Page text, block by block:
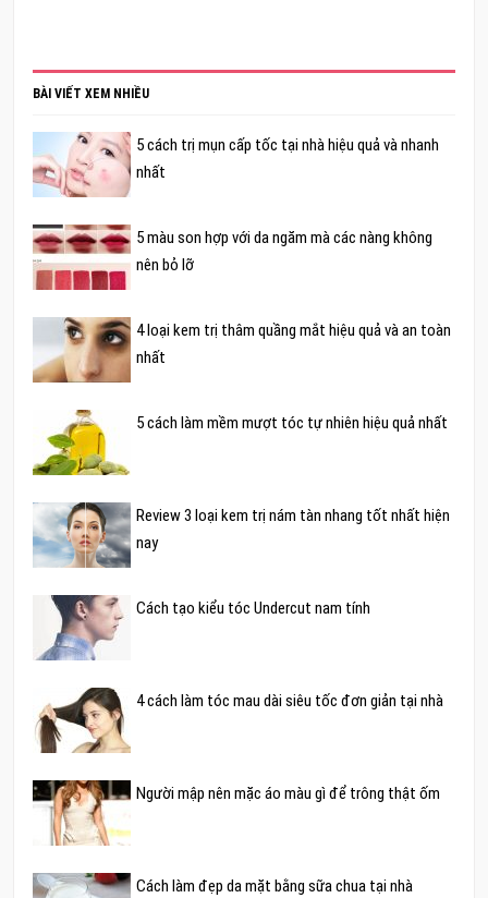
BÀI VIẾT XEM NHIỀU
5 cách trị mụn cấp tốc tại nhà hiệu quả và nhanh
nhất
5 màu son hợp với da ngăm mà các nàng không
nên bỏ lỡ
4 loại kem trị thâm quầng mắt hiệu quả và an toàn
nhất
5 cách làm mềm mượt tóc tự nhiên hiệu quả nhất
Review 3 loại kem trị nám tàn nhang tốt nhất hiện
nay
Cách tạo kiểu tóc Undercut nam tính
4 cách làm tóc mau dài siêu tốc đơn giản tại nhà
Người mập nên mặc áo màu gì để trông thật ốm
Cách làm đẹp da mặt bằng sữa chua tại nhà